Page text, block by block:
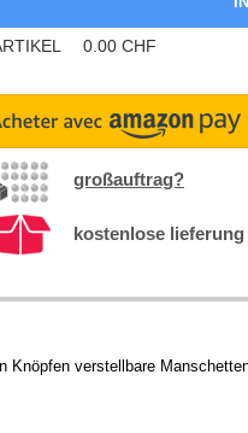
0.00 CHF
großauftrag?
kostenlose lieferung
verstellbare